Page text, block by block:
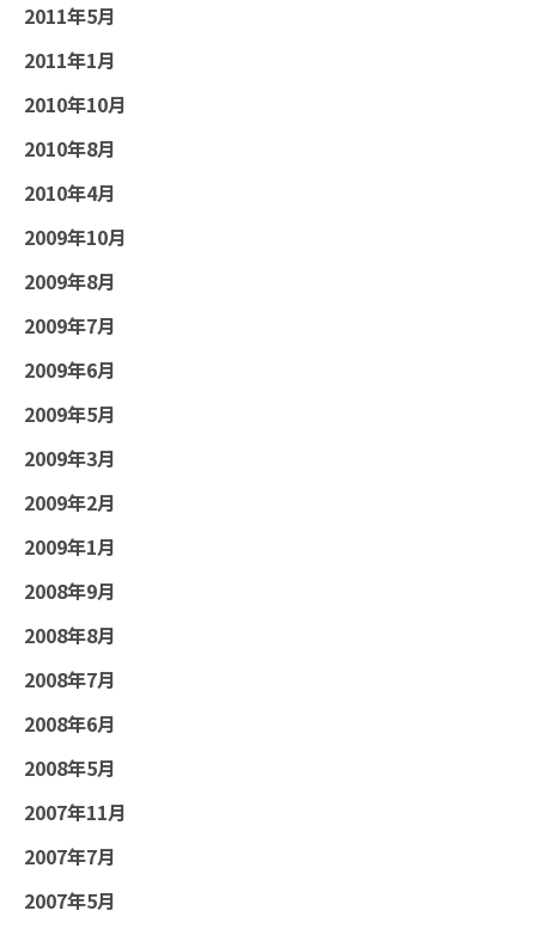
2011年5月
2011年1月
2010年10月
2010年8月
2010年4月
2009年10月
2009年8月
2009年7月
2009年6月
2009年5月
2009年3月
2009年2月
2009年1月
2008年9月
2008年8月
2008年7月
2008年6月
2008年5月
2007年11月
2007年7月
2007年5月